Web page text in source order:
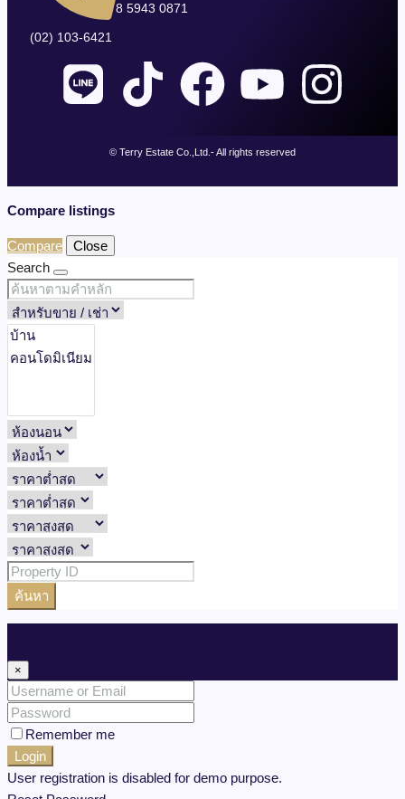
(02) 103-6421
8 5943 0871
© Terry Estate Co.,Ltd.- All rights reserved
Compare listings
Compare
Close
Search
ค้นหา
×
Remember me
Login
User registration is disabled for demo purpose.